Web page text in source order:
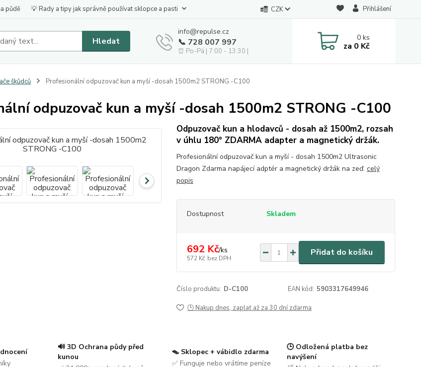
půdě 💡 Rady a tipy jak správně používat sklopce a pasti CZK Přihlášení
Hledat
info@repulse.cz
📞 728 007 997
⏰ Po-Pá | 7:00 - 13:30 |
0ks
za 0 Kč
škůdců Profesionální odpuzovač kun a myší -dosah 1500m2 STRONG -C100
odpuzovač kun a myší -dosah 1500m2 STRONG -C100
Odpuzovač kun a hlodavců - dosah až 1500m2, rozsah
v úhlu 180° ZDARMA adapter a magnetický držák.
Profesionální odpuzovač kun a myší - dosah 1500m2 Ultrasonic
Dragon Zdarma napájecí adptér a magnetický držák na zeď. celý
popis
Dostupnost Skladem
692 Kč/ks
572 Kč bez DPH
Přidat do košíku
Číslo produktu: D-C100 EAN kód: 5903317649946
🕒 Nakup dnes, zaplať až za 30 dní zdarma
🔊 3D Ochrana půdy před
kunou
🪤 Sklopec + vábidlo zdarma
✅ Funguje nebo vrátíme peníze
🕒 Odložená platba bez
navýšení